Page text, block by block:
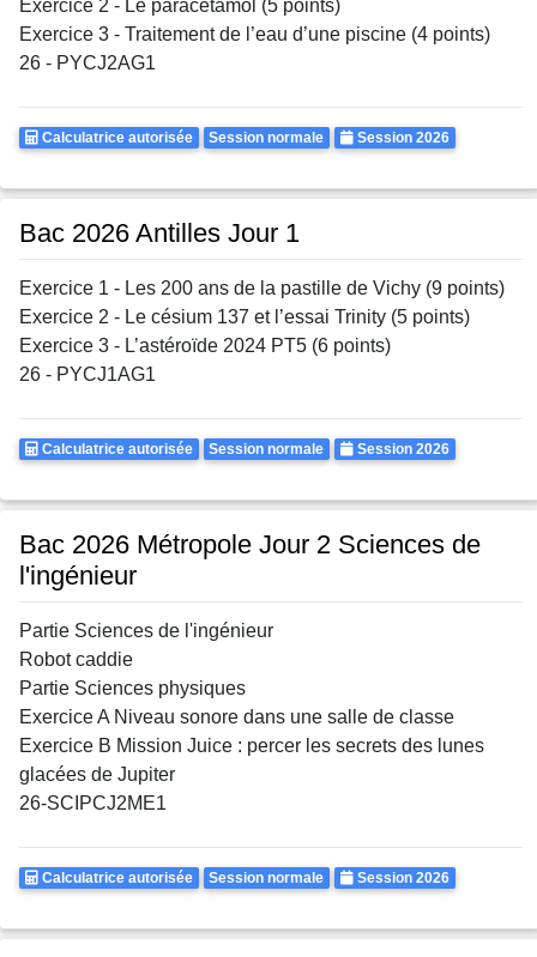
Exercice 2 - Le paracétamol (5 points)
Exercice 3 - Traitement de l’eau d’une piscine (4 points)
26 - PYCJ2AG1
Calculatrice
Calculatrice autorisée Rattrapages
Session normale Annee
Session 2026
Bac 2026 Antilles Jour 1
Exercice 1 - Les 200 ans de la pastille de Vichy (9 points)
Exercice 2 - Le césium 137 et l’essai Trinity (5 points)
Exercice 3 - L’astéroïde 2024 PT5 (6 points)
26 - PYCJ1AG1
Calculatrice
Calculatrice autorisée Rattrapages
Session normale Annee
Session 2026
Bac 2026 Métropole Jour 2 Sciences de
l'ingénieur
Partie Sciences de l'ingénieur
Robot caddie
Partie Sciences physiques
Exercice A Niveau sonore dans une salle de classe
Exercice B Mission Juice : percer les secrets des lunes
glacées de Jupiter
26-SCIPCJ2ME1
Calculatrice
Calculatrice autorisée Rattrapages
Session normale Annee
Session 2026